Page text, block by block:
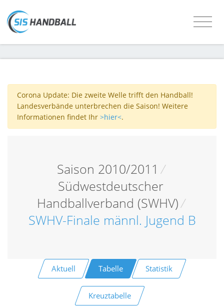
Corona Update: Die zweite Welle trifft den Handball!
Landesverbände unterbrechen die Saison! Weitere
Informationen findet Ihr >hier<.
Saison 2010/2011 /
Südwestdeutscher
Handballverband (SWHV)/
SWHV-Finale männl. Jugend B
Aktuell Tabelle Statistik
Kreuztabelle